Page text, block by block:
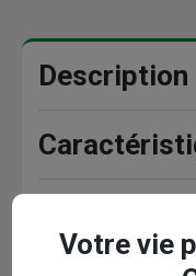
Description
Votre vie